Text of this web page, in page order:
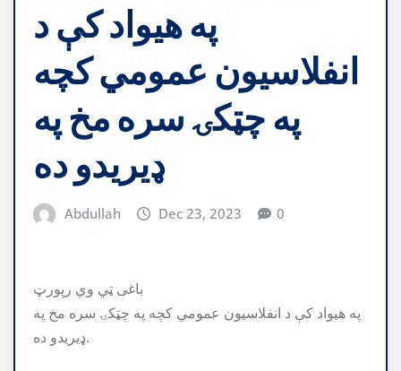
په هیواد کې د
انفلاسیون عمومي کچه
په چټکۍ سره مخ په
ډیریدو ده
Abdullah Dec 23, 2023 0
باغی ټي وي رپورټ
په هیواد کې د انفلاسیون عمومي کچه په چټکۍ سره مخ په
ډیریدو ده.